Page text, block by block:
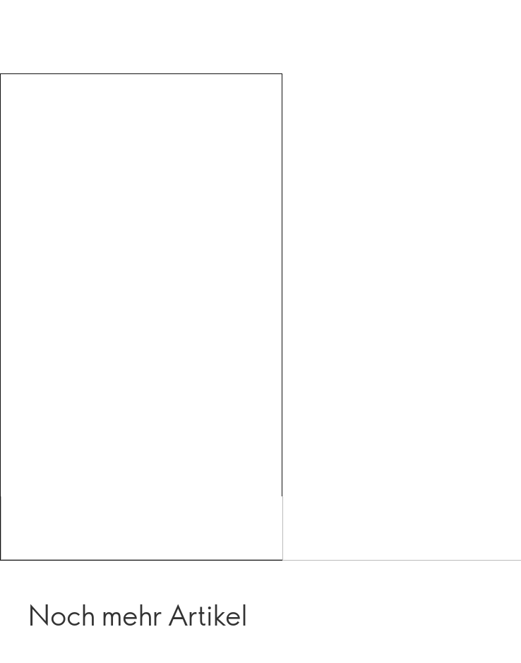
Noch mehr Artikel